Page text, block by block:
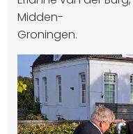
Midden-
Groningen.